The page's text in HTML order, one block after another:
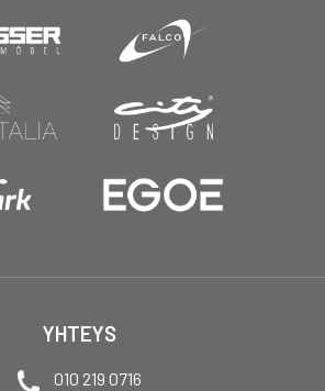
YHTEYS
010 219 0716